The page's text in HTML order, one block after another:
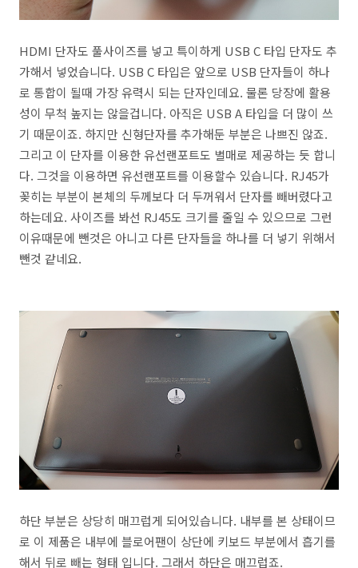
HDMI 단자도 풀사이즈를 넣고 특이하게 USB C 타입 단자도 추
가해서 넣었습니다. USB C 타입은 앞으로 USB 단자들이 하나
로 통합이 될때 가장 유력시 되는 단자인데요. 물론 당장에 활용
성이 무척 높지는 않을겁니다. 아직은 USB A 타입을 더 많이 쓰
기 때문이죠. 하지만 신형단자를 추가해둔 부분은 나쁘진 않죠.
그리고 이 단자를 이용한 유선랜포트도 별매로 제공하는 듯 합니
다. 그것을 이용하면 유선랜포트를 이용할수 있습니다. RJ45가
꽂히는 부분이 본체의 두께보다 더 두꺼워서 단자를 빼버렸다고
하는데요. 사이즈를 봐선 RJ45도 크기를 줄일 수 있으므로 그런
이유때문에 뺀것은 아니고 다른 단자들을 하나를 더 넣기 위해서
뺀것 같네요.
하단 부분은 상당히 매끄럽게 되어있습니다. 내부를 본 상태이므
로 이 제품은 내부에 블로어팬이 상단에 키보드 부분에서 흡기를
해서 뒤로 빼는 형태 입니다. 그래서 하단은 매끄럽죠.